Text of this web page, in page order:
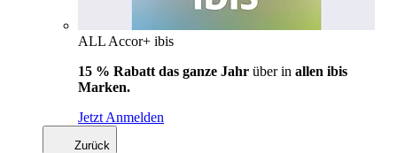
ALL Accor+ ibis
15 % Rabatt das ganze Jahr über in allen ibis
Marken.
Jetzt Anmelden
Zurück